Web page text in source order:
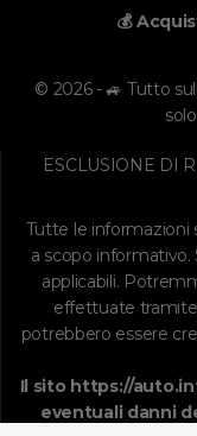
💰
© 2026 - 🚙 Tutto
ESCLUSIONE DI
Tutte le informazioni
a scopo informativo.
applicabili.
effettuate tramite
potrebbero essere
Il sito https://
eventuali danni